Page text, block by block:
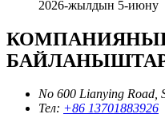
2026-жылдын 5-июну
No 600 Lianying
Тел: +86 13701883926